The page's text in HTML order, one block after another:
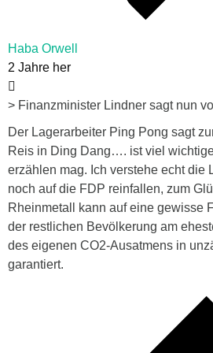
Haba Orwell
2 Jahre her
> Finanzminister Lindner sagt nun
Der Lagerarbeiter Ping Pong sagt
Reis in Ding Dang…. ist viel
erzählen mag. Ich verstehe echt die
noch auf die FDP reinfallen, zum
Rheinmetall kann auf eine gewisse
der restlichen Bevölkerung am
des eigenen CO2-Ausatmens in
garantiert.